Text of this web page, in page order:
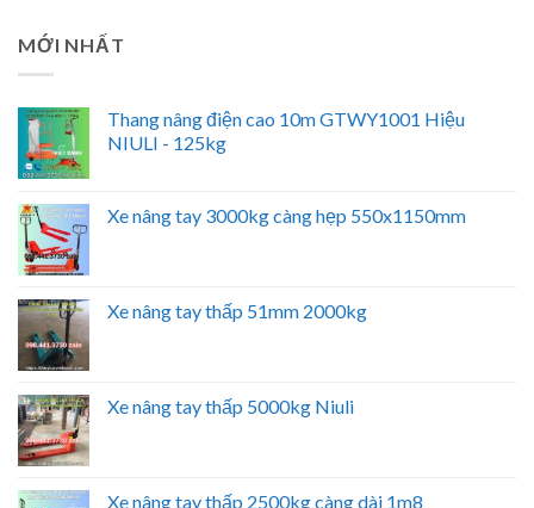
MỚI NHẤT
Thang nâng điện cao 10m GTWY1001 Hiệu
NIULI - 125kg
Xe nâng tay 3000kg càng hẹp 550x1150mm
Xe nâng tay thấp 51mm 2000kg
Xe nâng tay thấp 5000kg Niuli
Xe nâng tay thấp 2500kg càng dài 1m8